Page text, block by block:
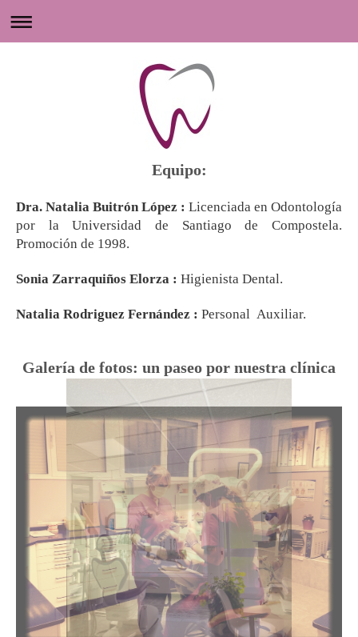
Equipo:
Dra. Natalia Buitrón López : Licenciada en Odontología
por la Universidad de Santiago de Compostela.
Promoción de 1998.
Sonia Zarraquiños Elorza : Higienista Dental.
Natalia Rodriguez Fernández : Personal Auxiliar.
Galería de fotos: un paseo por nuestra clínica